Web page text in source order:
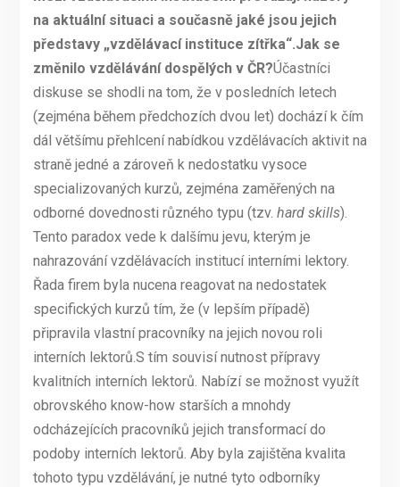
na aktuální situaci a současně jaké jsou jejich
představy „vzdělávací instituce zítřka“.Jak se
změnilo vzdělávání dospělých v ČR?Účastníci
diskuse se shodli na tom, že v posledních letech
(zejména během předchozích dvou let) dochází k čím
dál většímu přehlcení nabídkou vzdělávacích aktivit na
straně jedné a zároveň k nedostatku vysoce
specializovaných kurzů, zejména zaměřených na
odborné dovednosti různého typu (tzv. hard skills).
Tento paradox vede k dalšímu jevu, kterým je
nahrazování vzdělávacích institucí interními lektory.
Řada firem byla nucena reagovat na nedostatek
specifických kurzů tím, že (v lepším případě)
připravila vlastní pracovníky na jejich novou roli
interních lektorů.S tím souvisí nutnost přípravy
kvalitních interních lektorů. Nabízí se možnost využít
obrovského know-how starších a mnohdy
odcházejících pracovníků jejich transformací do
podoby interních lektorů. Aby byla zajištěna kvalita
tohoto typu vzdělávání, je nutné tyto odborníky